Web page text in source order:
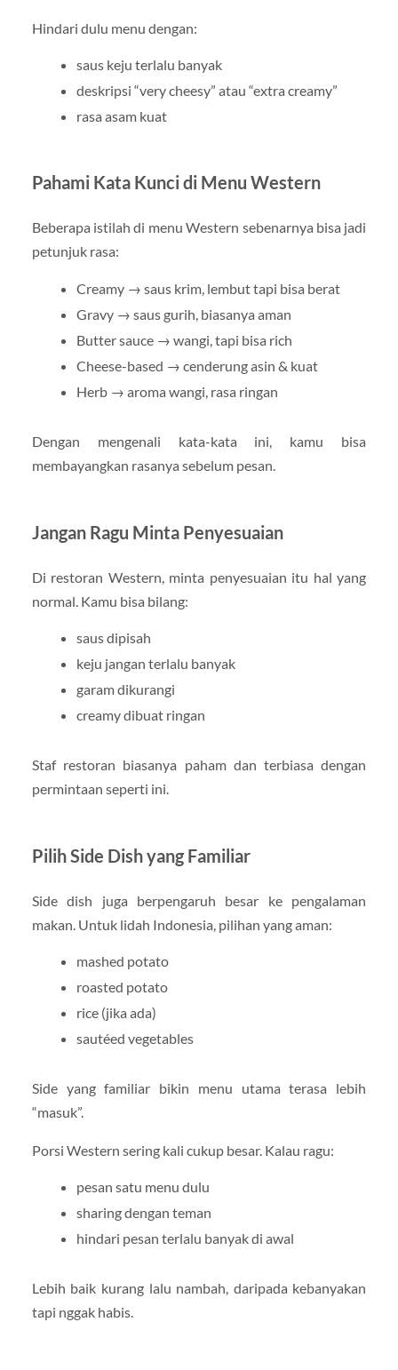
Hindari dulu menu dengan:
saus keju terlalu banyak
deskripsi “very cheesy” atau “extra creamy”
rasa asam kuat
Pahami Kata Kunci di Menu Western
Beberapa istilah di menu Western sebenarnya bisa jadi
petunjuk rasa:
Creamy → saus krim, lembut tapi bisa berat
Gravy → saus gurih, biasanya aman
Butter sauce → wangi, tapi bisa rich
Cheese-based → cenderung asin & kuat
Herb → aroma wangi, rasa ringan
Dengan mengenali kata-kata ini, kamu bisa
membayangkan rasanya sebelum pesan.
Jangan Ragu Minta Penyesuaian
Di restoran Western, minta penyesuaian itu hal yang
normal. Kamu bisa bilang:
saus dipisah
keju jangan terlalu banyak
garam dikurangi
creamy dibuat ringan
Staf restoran biasanya paham dan terbiasa dengan
permintaan seperti ini.
Pilih Side Dish yang Familiar
Side dish juga berpengaruh besar ke pengalaman
makan. Untuk lidah Indonesia, pilihan yang aman:
mashed potato
roasted potato
rice (jika ada)
sautéed vegetables
Side yang familiar bikin menu utama terasa lebih
“masuk”.
Porsi Western sering kali cukup besar. Kalau ragu:
pesan satu menu dulu
sharing dengan teman
hindari pesan terlalu banyak di awal
Lebih baik kurang lalu nambah, daripada kebanyakan
tapi nggak habis.